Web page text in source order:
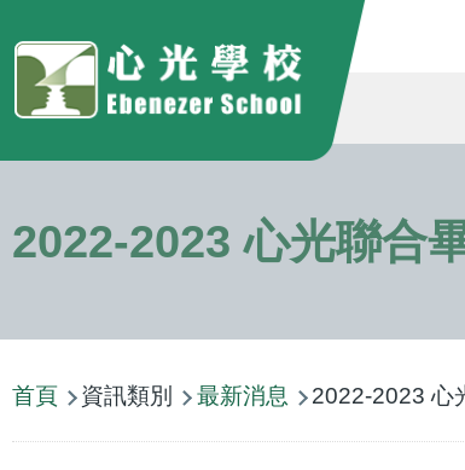
2022-2023 心光聯合
航
連
首頁 資訊類別 最新消息 2022-2023 心